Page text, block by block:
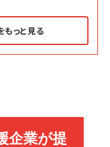
っと見る